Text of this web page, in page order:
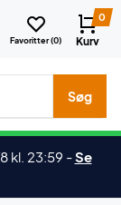
Favoritter (0)
0
Kurv
Søg
kl. 23:59 -Se